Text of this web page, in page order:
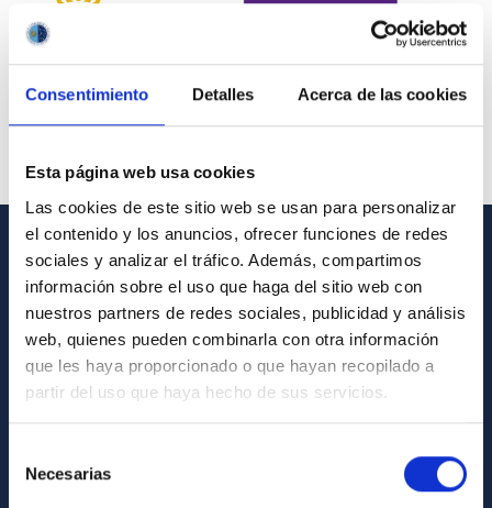
Consentimiento Detalles Acerca de las cookies
Esta página web usa cookies
Las cookies de este sitio web se usan para personalizar
el contenido y los anuncios, ofrecer funciones de redes
sociales y analizar el tráfico. Además, compartimos
información sobre el uso que haga del sitio web con
nuestros partners de redes sociales, publicidad y análisis
web, quienes pueden combinarla con otra información
que les haya proporcionado o que hayan recopilado a
partir del uso que haya hecho de sus servicios.
Necesarias
GENERAL INFORMATION
Contact
How to get to the IAC
List of personnel
Library
General register